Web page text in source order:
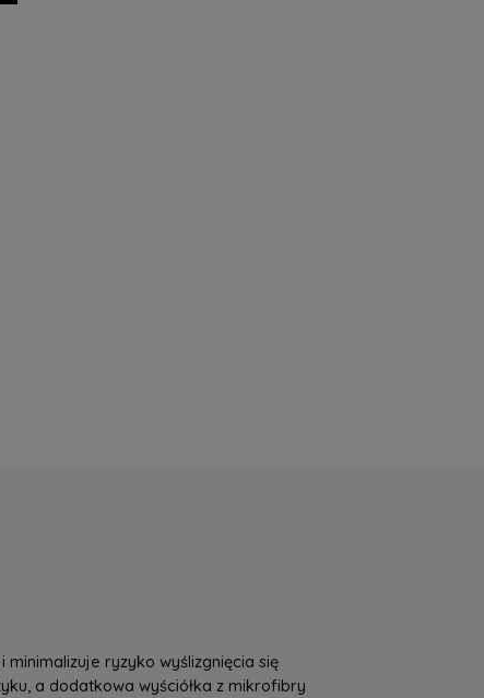
ryzyko wyślizgnięcia się
a dodatkowa wyściółka z mikrofibry